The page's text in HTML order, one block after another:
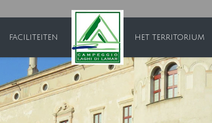
FACILITEITEN HET TERRITORIUM